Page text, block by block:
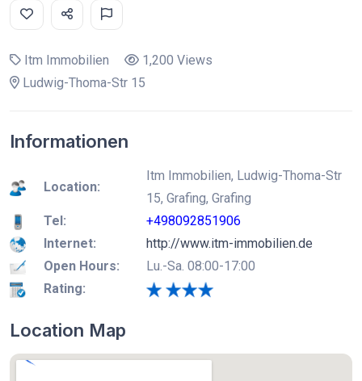
Itm Immobilien
1,200 Views
Ludwig-Thoma-Str 15
Informationen
Location:
Itm Immobilien, Ludwig-Thoma-Str
15, Grafing, Grafing
Tel:
+498092851906
Internet:
http://www.itm-immobilien.de
Open Hours:
Lu.-Sa. 08:00-17:00
Rating:
Location Map